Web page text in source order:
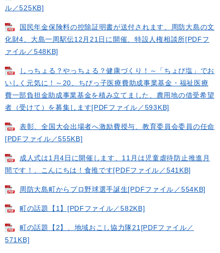
ル／525KB]
国民年金保険料の控除証明書が送付されます、周防大島の文
化財4、大島一周駅伝12月21日に開催、特設人権相談所[PDFフ
ァイル／548KB]
しっちょる？やっちょる？健康づくり！～「ちょび塩」でお
いしく元気に！～20、ちびっ子医療費助成事業基金・福祉医療
費一部負担金助成事業基金を積み立てました、農用地の借受希望
者（受けて）を募集します[PDFファイル／593KB]
表彰、全国大会出場者へ激励費授与、教育委員会委員の任命
[PDFファイル／555KB]
成人式は1月4日に開催します、11月は児童虐待防止推進月
間です！、こんにちは！食推です[PDFファイル／541KB]
周防大島町からプロ野球選手誕生[PDFファイル／554KB]
町の話題【1】[PDFファイル／582KB]
町の話題【2】、地域おこし協力隊21[PDFファイル／
571KB]